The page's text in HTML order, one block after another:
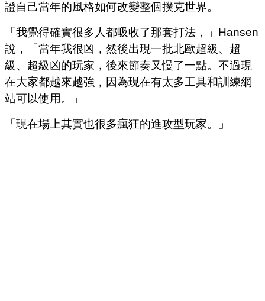
證自己當年的風格如何改變整個撲克世界。
「我覺得確實很多人都吸收了那套打法，」Hansen
說，「當年我很凶，然後出現一批北歐超級、超
級、超級凶的玩家，後來節奏又慢了一點。不過現
在大家都越來越強，因為現在有太多工具和訓練網
站可以使用。」
「現在場上其實也很多瘋狂的進攻型玩家。」